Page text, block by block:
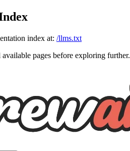
index at: /llms.txt
pages before exploring further.